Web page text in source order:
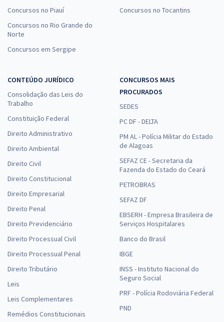
Concursos no Piauí
Concursos no Rio Grande do
Norte
Concursos em Sergipe
Concursos no Tocantins
CONTEÚDO JURÍDICO
Consolidação das Leis do
Trabalho
Constituição Federal
Direito Administrativo
Direito Ambiental
Direito Civil
Direito Constitucional
Direito Empresarial
Direito Penal
Direito Previdenciário
Direito Processual Civil
Direito Processual Penal
Direito Tributário
Leis
Leis Complementares
Remédios Constitucionais
CONCURSOS MAIS
PROCURADOS
SEDES
PC DF - DELTA
PM AL - Polícia Militar do Estado
de Alagoas
SEFAZ CE - Secretaria da
Fazenda do Estado do Ceará
PETROBRAS
SEFAZ DF
EBSERH - Empresa Brasileira de
Serviços Hospitalares
Banco do Brasil
IBGE
INSS - Instituto Nacional do
Seguro Social
PRF - Polícia Rodoviária Federal
PND